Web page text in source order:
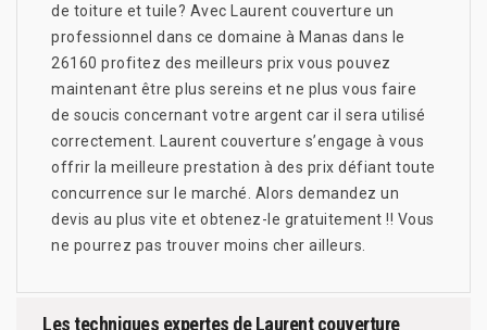
de toiture et tuile? Avec Laurent couverture un
professionnel dans ce domaine à Manas dans le
26160 profitez des meilleurs prix vous pouvez
maintenant être plus sereins et ne plus vous faire
de soucis concernant votre argent car il sera utilisé
correctement. Laurent couverture s’engage à vous
offrir la meilleure prestation à des prix défiant toute
concurrence sur le marché. Alors demandez un
devis au plus vite et obtenez-le gratuitement !! Vous
ne pourrez pas trouver moins cher ailleurs.
Les techniques expertes de Laurent couverture